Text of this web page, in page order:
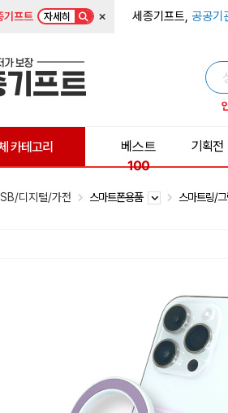
기프트 자세히 × 세종기프트, 공공기
카테고리
베스트
100
기획전
디지털/가전 스마트폰용품 스마트링/